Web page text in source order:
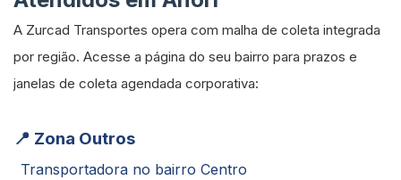
A Zurcad Transportes opera com malha de coleta integrada
por região. Acesse a página do seu bairro para prazos e
janelas de coleta agendada corporativa:
📍 Zona Outros
Transportadora no bairro Centro